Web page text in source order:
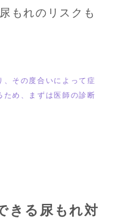
もれのリスクも
その度合いによって症
ため、まずは医師の診断
きる尿もれ対